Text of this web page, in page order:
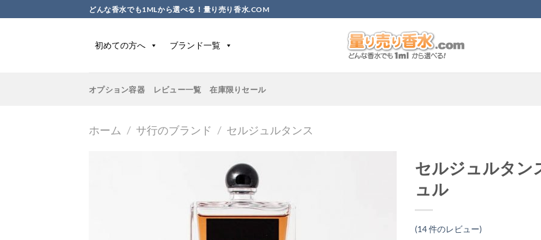
to
どんな香水でも1MLから選べる！量り売り香水.COM
初めての方へ ブランド一覧
オプション容器 レビュー一覧 在庫限りセール
ホーム / サ行のブランド / セルジュルタンス
セルジュルタ
ュル
(14件のレビュー)